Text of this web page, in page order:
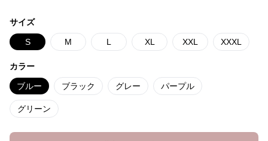
サイズ
S M L XL XXL XXXL
カラー
ブルー ブラック グレー パープル
グリーン